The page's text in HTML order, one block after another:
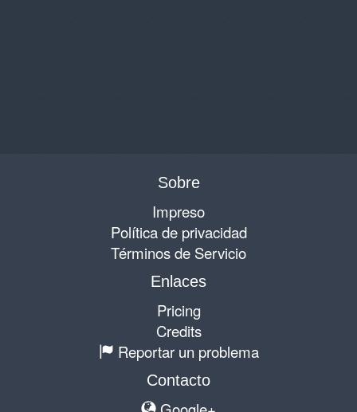
Sobre
Impreso
Política de privacidad
Términos de Servicio
Enlaces
Pricing
Credits
Reportar un problema
Contacto